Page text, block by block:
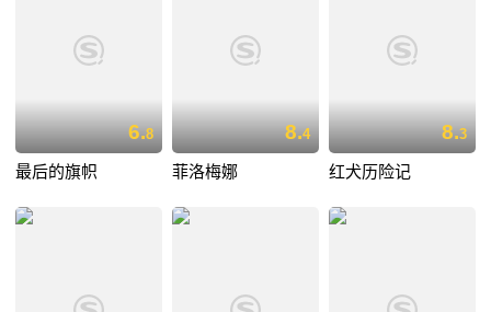
6.8
最后的旗帜
8.4
菲洛梅娜
8.3
红犬历险记